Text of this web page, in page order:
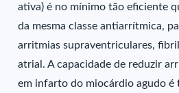
ativa) é no mínimo tão eficiente
da mesma classe antiarrítmica,
arritmias supraventriculares,
atrial. A capacidade de reduzir
em infarto do miocárdio agudo é